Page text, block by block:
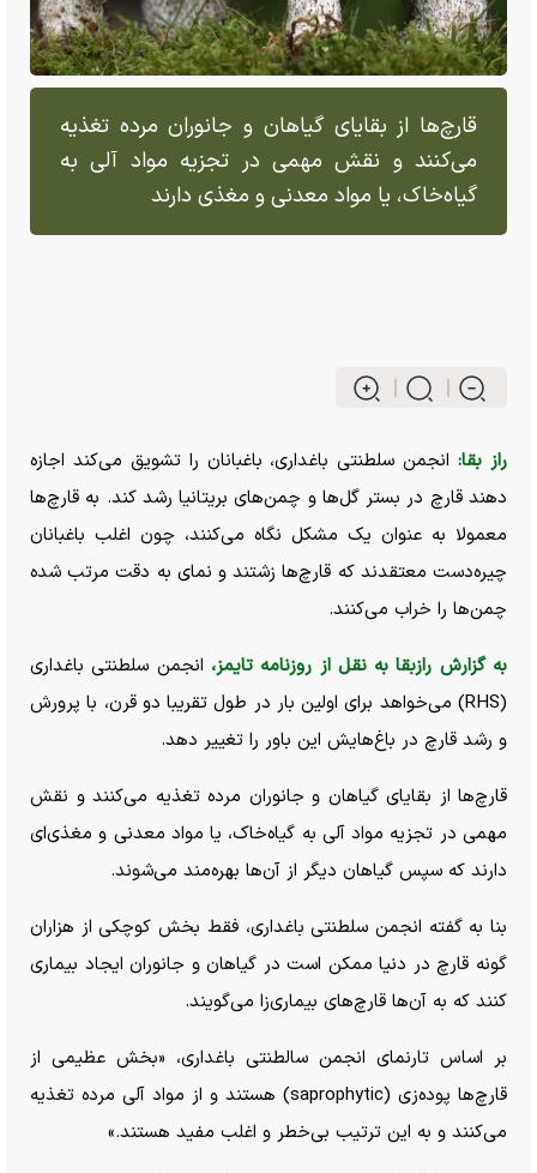
قارچ‌ها از بقایای گیاهان و جانوران مرده تغذیه
می‌کنند و نقش مهمی در تجزیه مواد آلی به
گیاه‌خاک، یا مواد معدنی و مغذی دارند
راز بقا:انجمن سلطنتی باغداری، باغبانان را تشویق می‌کند اجازه
دهند قارچ در بستر گل‌ها و چمن‌های بریتانیا رشد کند. به قارچ‌ها
معمولا به عنوان یک مشکل نگاه می‌کنند، چون اغلب باغبانان
چیره‌دست معتقدند که قارچ‌ها زشتند و نمای به دقت مرتب شده
چمن‌ها را خراب می‌کنند.
به گزارش رازبقا به نقل از روزنامه تایمز، انجمن سلطنتی باغداری
(RHS) می‌خواهد برای اولین بار در طول تقریبا دو قرن، با پرورش
و رشد قارچ در باغ‌هایش این باور را تغییر دهد.
قارچ‌ها از بقایای گیاهان و جانوران مرده تغذیه می‌کنند و نقش
مهمی در تجزیه مواد آلی به گیاه‌خاک، یا مواد معدنی و مغذی‌ای
دارند که سپس گیاهان دیگر از آن‌ها بهره‌مند می‌شوند.
بنا به گفته انجمن سلطنتی باغداری، فقط بخش کوچکی از هزاران
گونه قارچ در دنیا ممکن است در گیاهان و جانوران ایجاد بیماری
کنند که به آن‌ها قارچ‌های بیماری‌زا می‌گویند.
بر اساس تارنمای انجمن سالطنتی باغداری، «بخش عظیمی از
قارچ‌ها پوده‌زی (saprophytic) هستند و از مواد آلی مرده تغذیه
می‌کنند و به این ترتیب بی‌خطر و اغلب مفید هستند.»